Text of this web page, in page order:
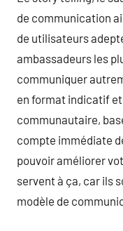
de communication
de utilisateurs
ambassadeurs les
communiquer
en format indicatif
communautaire,
compte immédiate
pouvoir améliorer
servent à ça, car ils
modèle de